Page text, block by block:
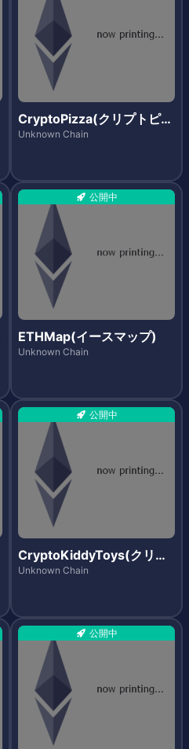
CryptoPizza(クリプトピッ
ツァ)
Unknown Chain
公開中
ETHMap(イースマップ)
Unknown Chain
公開中
CryptoKiddyToys(クリプ
トキディトイズ)
Unknown Chain
公開中